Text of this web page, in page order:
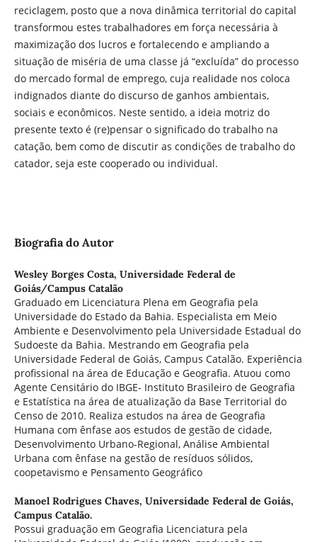
reciclagem, posto que a nova dinâmica territorial do capital
transformou estes trabalhadores em força necessária à
maximização dos lucros e fortalecendo e ampliando a
situação de miséria de uma classe já “excluída” do processo
do mercado formal de emprego, cuja realidade nos coloca
indignados diante do discurso de ganhos ambientais,
sociais e econômicos. Neste sentido, a ideia motriz do
presente texto é (re)pensar o significado do trabalho na
catação, bem como de discutir as condições de trabalho do
catador, seja este cooperado ou individual.
Biografia do Autor
Wesley Borges Costa, Universidade Federal de
Goiás/Campus Catalão
Graduado em Licenciatura Plena em Geografia pela
Universidade do Estado da Bahia. Especialista em Meio
Ambiente e Desenvolvimento pela Universidade Estadual do
Sudoeste da Bahia. Mestrando em Geografia pela
Universidade Federal de Goiás, Campus Catalão. Experiência
profissional na área de Educação e Geografia. Atuou como
Agente Censitário do IBGE- Instituto Brasileiro de Geografia
e Estatística na área de atualização da Base Territorial do
Censo de 2010. Realiza estudos na área de Geografia
Humana com ênfase aos estudos de gestão de cidade,
Desenvolvimento Urbano-Regional, Análise Ambiental
Urbana com ênfase na gestão de resíduos sólidos,
coopetavismo e Pensamento Geográfico
Manoel Rodrigues Chaves, Universidade Federal de Goiás,
Campus Catalão.
Possui graduação em Geografia Licenciatura pela